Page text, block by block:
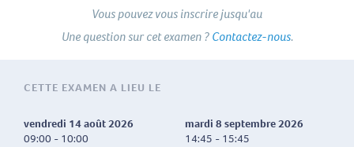
Vous pouvez vous inscrire jusqu'au
Une question sur cet examen ?Contactez-nous.
CETTE EXAMEN A LIEU LE
vendredi 14 août 2026
09:00 - 10:00
mardi 8 septembre 2026
14:45 - 15:45